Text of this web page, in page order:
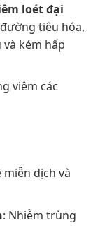
loét đại
tiêu hóa,
kém hấp
viêm các
miễn dịch và
: Nhiễm trùng